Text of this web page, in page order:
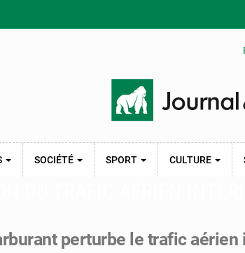
SOCIÉTÉ SPORT CULTURE
perturbe le trafic aérien